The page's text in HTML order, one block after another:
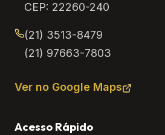
CEP: 22260-240
(21) 3513-8479
(21) 97663-7803
Ver no Google Maps
Acesso Rápido